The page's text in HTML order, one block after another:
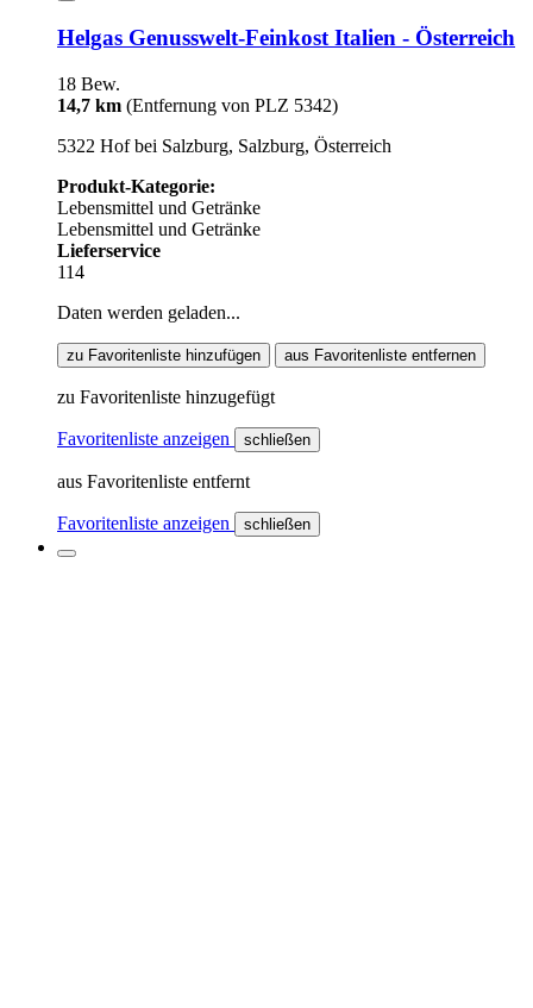
Helgas Genusswelt-Feinkost Italien - Österreich
18 Bew.
14,7 km (Entfernung von PLZ 5342)
5322 Hof bei Salzburg, Salzburg, Österreich
Produkt-Kategorie:
Lebensmittel und Getränke
Lebensmittel und Getränke
Lieferservice
114
Daten werden geladen...
zu Favoritenliste hinzufügen aus Favoritenliste entfernen
zu Favoritenliste hinzugefügt
Favoritenliste anzeigen schließen
aus Favoritenliste entfernt
Favoritenliste anzeigen schließen